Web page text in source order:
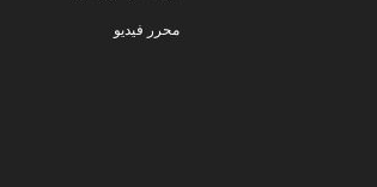
محرر فيديو